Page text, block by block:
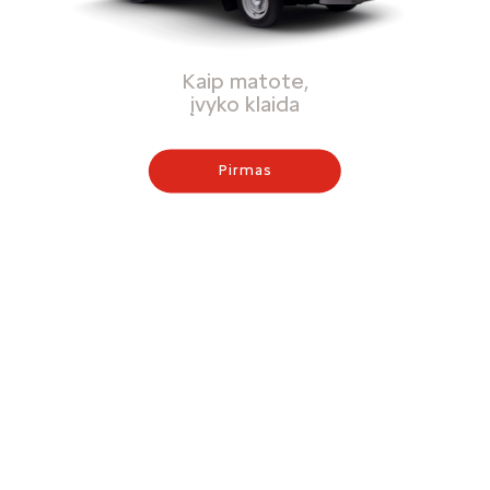
Kaip matote,
įvyko klaida
Pirmas